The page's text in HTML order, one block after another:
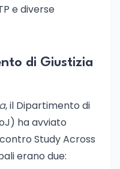
e diverse
di Giustizia
, il Dipartimento di
ha avviato
Study Across
erano due: